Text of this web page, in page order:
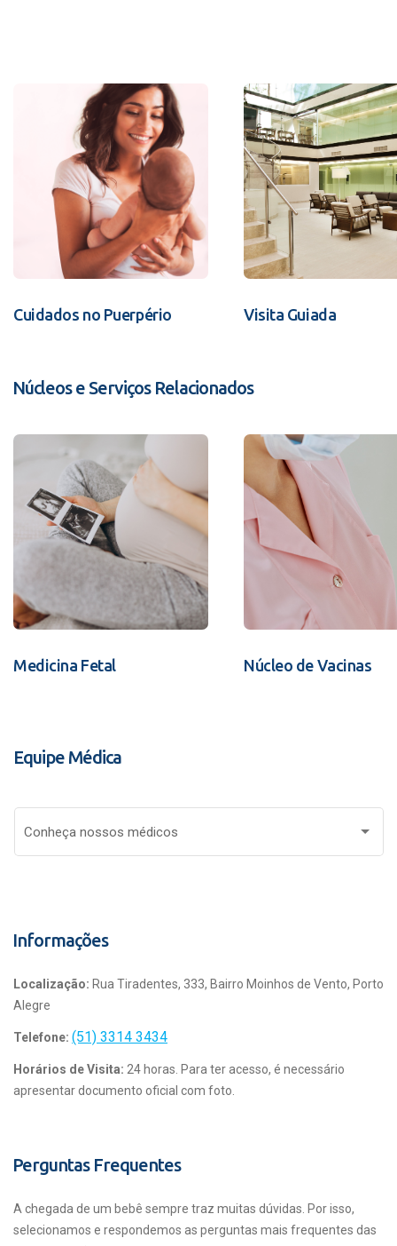
Cuidados no Puerpério Visita Guiada
Núcleos e Serviços Relacionados
Medicina Fetal Núcleo de Vacinas
Equipe Médica
Conheça nossos médicos
Informações
Localização: Rua Tiradentes, 333, Bairro Moinhos de Vento, Porto
Alegre
Telefone: (51) 3314 3434
Horários de Visita: 24 horas. Para ter acesso, é necessário
apresentar documento oficial com foto.
Perguntas Frequentes
A chegada de um bebê sempre traz muitas dúvidas. Por isso,
selecionamos e respondemos as perguntas mais frequentes das